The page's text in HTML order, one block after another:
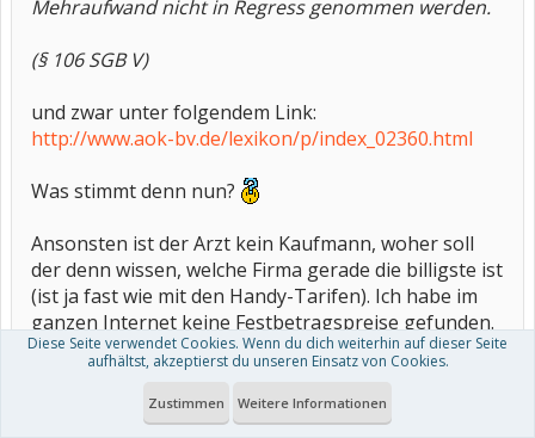
Mehraufwand nicht in Regress genommen werden.
(§ 106 SGB V)
und zwar unter folgendem Link:
http://www.aok-bv.de/lexikon/p/index_02360.html
Was stimmt denn nun?
Ansonsten ist der Arzt kein Kaufmann, woher soll
der denn wissen, welche Firma gerade die billigste ist
(ist ja fast wie mit den Handy-Tarifen). Ich habe im
ganzen Internet keine Festbetragspreise gefunden.
Seit gut 2 Tagen bin ich - für meinen Männe, der
Diabetiker, Bluthochdruckpatient und vererbter
Cholesterinkranker (lt. Arzt) - im Internet unterwegs,
Diese Seite verwendet Cookies. Wenn du dich weiterhin auf dieser Seite
aufhältst, akzeptierst du unseren Einsatz von Cookies.
Zustimmen Weitere Informationen